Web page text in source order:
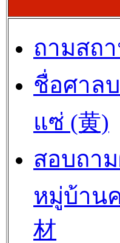
ถามสถ
ชื่อศาล
แซ่ (黄)
สอบถา
หมู่บ้าน
材